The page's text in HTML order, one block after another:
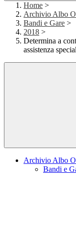
Home >
Archivio Albo
Bandi e Gare >
2018 >
Determina a
assistenza
Archivio Albo
Bandi e